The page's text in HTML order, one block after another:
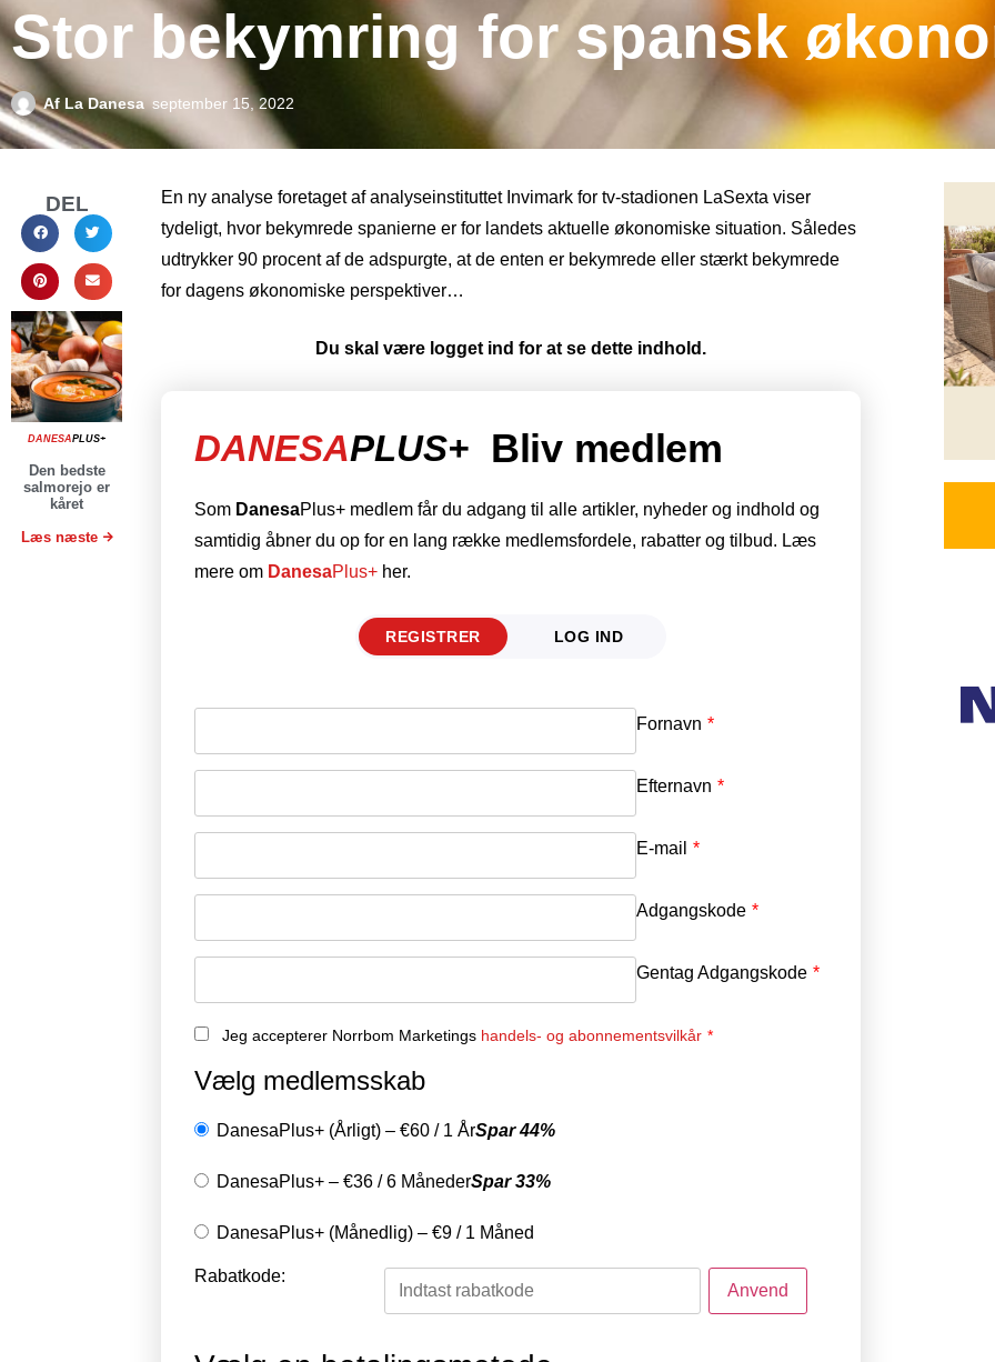
Stor bekymring for spansk
Af La Danesa september 15, 2022
DEL
DANESAPLUS+
Den bedste
salmorejo er
kåret
Læs næste
En ny analyse foretaget af analyseinstituttet Invimark for tv-stadionen LaSexta viser
tydeligt, hvor bekymrede spanierne er for landets aktuelle økonomiske situation. Således
udtrykker 90 procent af de adspurgte, at de enten er bekymrede eller stærkt bekymrede
for dagens økonomiske perspektiver…
Du skal være logget ind for at se dette indhold.
DANESAPLUS+ Bliv medlem
Som DanesaPlus+ medlem får du adgang til alle artikler, nyheder og indhold og
samtidig åbner du op for en lang række medlemsfordele, rabatter og tilbud. Læs
mere om DanesaPlus+ her.
REGISTRER LOG IND
Fornavn *
Efternavn *
E-mail *
Adgangskode *
Gentag Adgangskode *
Jeg accepterer Norrbom Marketings handels- og abonnementsvilkår *
Vælg medlemsskab
DanesaPlus+ (Årligt) – €60 / 1 ÅrSpar 44%
DanesaPlus+ – €36 /6 MånederSpar 33%
DanesaPlus+ (Månedlig) – €9 / 1 Måned
Rabatkode:
E-mail
Adgangskode